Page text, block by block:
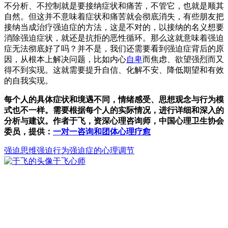
不分析、不控制就是要接纳症状和痛苦，不管它，也就是顺其
自然。但这并不意味着症状和痛苦就会彻底消失，有些朋友把
接纳当成治疗强迫症的方法，这是不对的，以接纳的名义想要
消除强迫症状，就还是抗拒的恶性循环。那么这就意味着强迫
症无法彻底好了吗？并不是，我们还需要看到强迫症背后的原
因，从根本上解决问题，比如内心自卑而焦虑、欲望强烈而又
得不到实现。这就需要提升自信、化解不安、降低期望和有效
的自我实现。
每个人的具体症状和境遇不同，情绪感受、思想观念与行为模
式也不一样。需要根据每个人的实际情况，进行详细和深入的
分析与建议。作者于飞，资深心理咨询师，中国心理卫生协会
委员，提供： 一对一咨询和团体心理疗愈
强迫思维强迫行为强迫症的心理调节
于飞心师